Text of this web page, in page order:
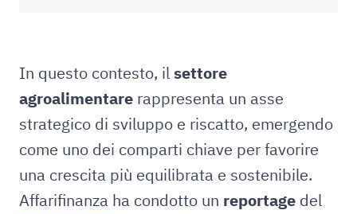
In questo contesto, ilsettore
agroalimentare rappresenta un asse
strategico di sviluppo e riscatto, emergendo
come uno dei comparti chiave per favorire
una crescita più equilibrata e sostenibile.
Affarifinanza ha condotto un reportage del